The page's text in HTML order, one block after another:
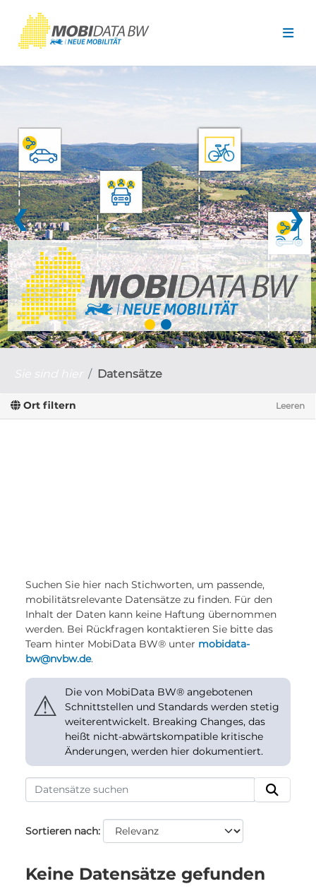
❮ ❯
Datensätze
Ort filtern Leeren
Suchen Sie hier nach Stichworten, um passende,
mobilitätsrelevante Datensätze zu finden. Für den
Inhalt der Daten kann keine Haftung übernommen
werden. Bei Rückfragen kontaktieren Sie bitte das
Team hinter MobiData BW® unter mobidata-
bw@nvbw.de.
⚠
Die von MobiData BW® angebotenen
Schnittstellen und Standards werden stetig
weiterentwickelt. Breaking Changes, das
heißt nicht-abwärtskompatible kritische
Änderungen, werden hier dokumentiert.
Sortieren nach
Keine Datensätze gefunden